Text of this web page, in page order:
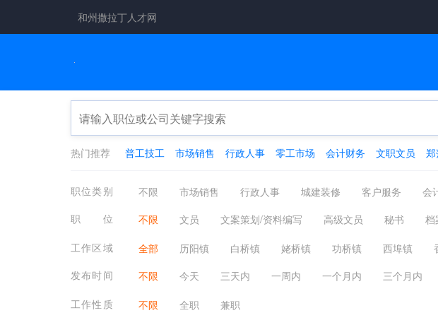
和州撒拉丁人才网
热门推荐 普工技工 市场销售 行政人事 零工市场 会计财务 文职文员
职位类别 不限 市场销售 行政人事 城建装修 客户服务 会
百货零售
工厂工业 餐饮休闲 管理运营 物流|贸易|
职位
不限 文员 文案策划/资料编写 高级文员 秘书 档
工作区域
全部 历阳镇 白桥镇 姥桥镇 功桥镇 西埠镇
浦和产业园
和县区域外 和县全境 南京浦口区
发布时间
不限 今天 三天内 一周内 一个月内
三个月内
工作性质
不限 全职
兼职